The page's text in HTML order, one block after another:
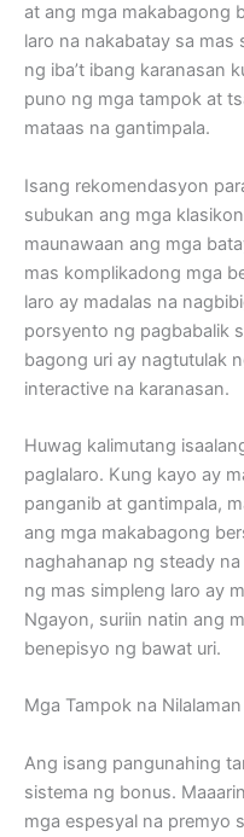
at ang mga makabagong
laro na nakabatay sa
ng iba’t ibang karanasan
puno ng mga tampok at
mataas na gantimpala.
Isang rekomendasyon
subukan ang mga
maunawaan ang mga
mas komplikadong mga
laro ay madalas na
porsyento ng pagbabalik
bagong uri ay nagtutulak
interactive na karanasan.
Huwag kalimutang
paglalaro. Kung kayo ay
panganib at gantimpala,
ang mga makabagong
naghahanap ng steady
ng mas simpleng laro ay
Ngayon, suriin natin ang
benepisyo ng bawat uri.
Mga Tampok na
Ang isang pangunahing
sistema ng bonus.
mga espesyal na premyo